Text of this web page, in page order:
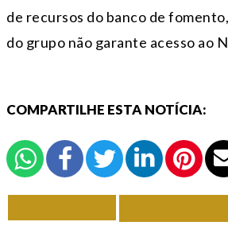
de recursos do banco de
do grupo não garante acesso ao
COMPARTILHE ESTA NOTÍCIA: